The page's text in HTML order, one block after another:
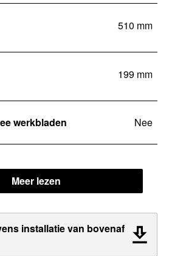
510 mm
199 mm
werkbladen Nee
Meer lezen
installatie van bovenaf